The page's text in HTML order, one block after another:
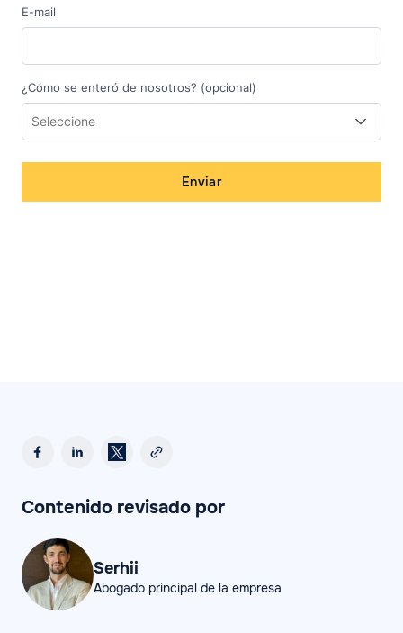
E-mail
¿Cómo se enteró de nosotros? (opcional)
Enviar
Contenido revisado por
Serhii
Abogado principal de la empresa